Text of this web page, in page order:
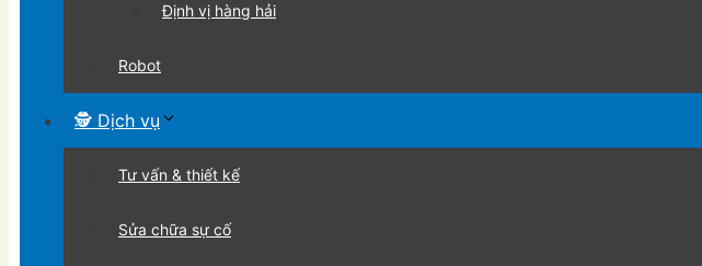
Định vị hàng hải
Robot
🕵 Dịch vụ
Tư vấn & thiết kế
Sửa chữa sự cố